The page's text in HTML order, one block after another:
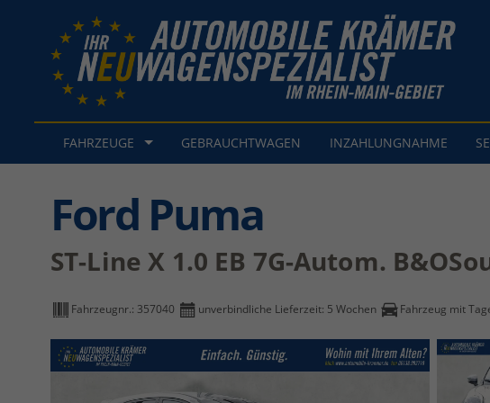
FAHRZEUGE GEBRAUCHTWAGEN INZAHLUNGNAHME
Ford Puma
ST-Line X 1.0 EB 7G-Autom.
Fahrzeugnr.: 357040 unverbindliche Lieferzeit: 5 Wochen Fahrzeug mit